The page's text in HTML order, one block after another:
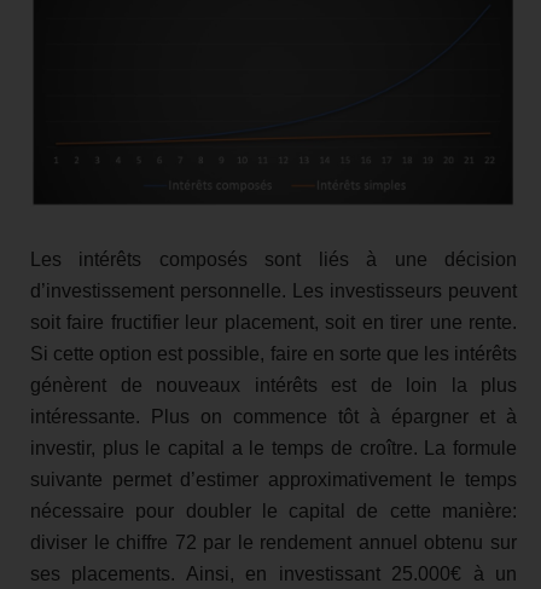
Les intérêts composés sont liés à une décision
d’investissement personnelle. Les investisseurs peuvent
soit faire fructifier leur placement, soit en tirer une rente.
Si cette option est possible, faire en sorte que les intérêts
génèrent de nouveaux intérêts est de loin la plus
intéressante. Plus on commence tôt à épargner et à
investir, plus le capital a le temps de croître. La formule
suivante permet d’estimer approximativement le temps
nécessaire pour doubler le capital de cette manière:
diviser le chiffre 72 par le rendement annuel obtenu sur
ses placements. Ainsi, en investissant 25.000€ à un